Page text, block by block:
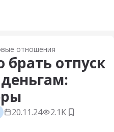
отношения
брать отпуск
20.11.24 2.1K Добавить